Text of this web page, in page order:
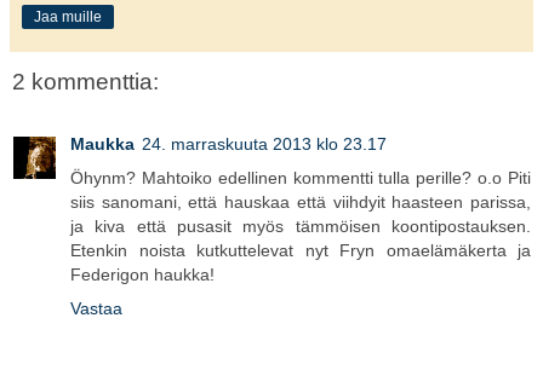
Jaa muille
2 kommenttia:
Maukka 24. marraskuuta 2013 klo 23.17
Öhynm? Mahtoiko edellinen kommentti tulla perille? o.o Piti
siis sanomani, että hauskaa että viihdyit haasteen parissa,
ja kiva että pusasit myös tämmöisen koontipostauksen.
Etenkin noista kutkuttelevat nyt Fryn omaelämäkerta ja
Federigon haukka!
Vastaa